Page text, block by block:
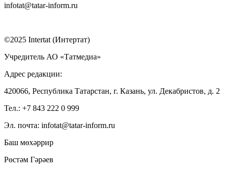
infotat@tatar-inform.ru
©2025 Intertat (Интертат)
Учредитель АО «Татмедиа»
Адрес редакции:
420066, Республика Татарстан, г. Казань, ул. Декабристов, д. 2
Тел.: +7 843 222 0 999
Эл. почта: infotat@tatar-inform.ru
Баш мөхәррир
Рөстәм Гәрәев